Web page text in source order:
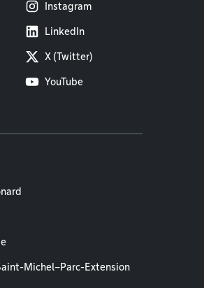
Instagram
LinkedIn
X (Twitter)
YouTube
Michel–Parc-Extension